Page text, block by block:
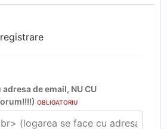
de email, NU CU
OBLIGATORIU